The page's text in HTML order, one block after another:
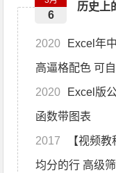
历史上
6
2020 Excel年
高逼格配色 可
2020 Excel版
函数带图表
2017 【视频
均分的行 高级